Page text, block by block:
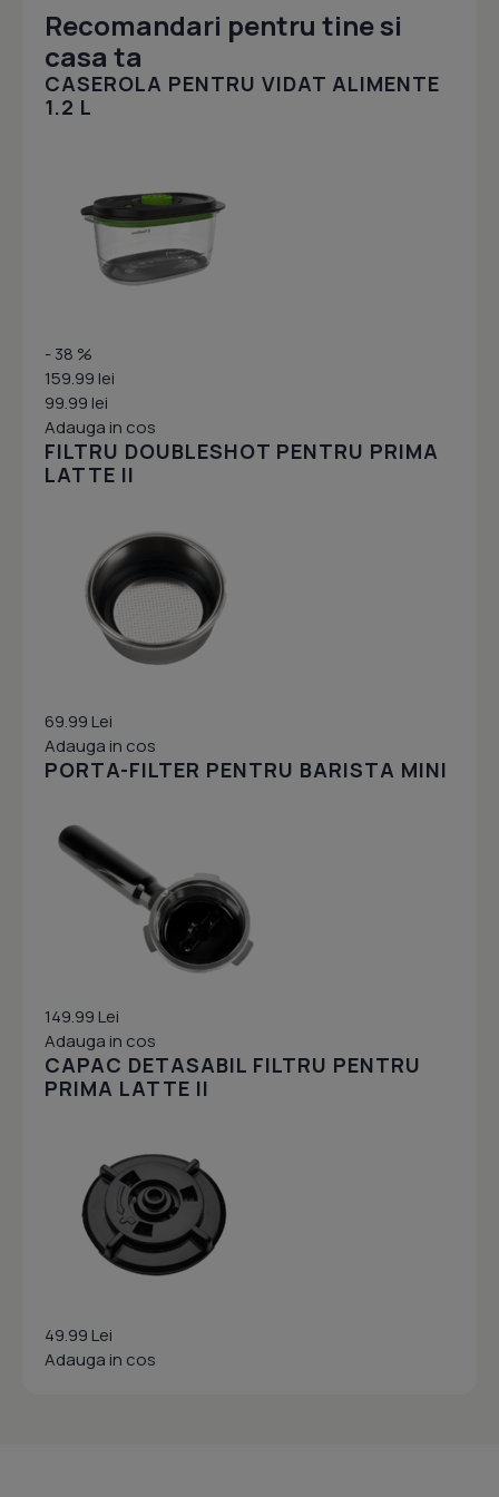
Recomandari pentru tine si
casa ta
CASEROLA PENTRU VIDAT ALIMENTE
1.2 L
- 38 %
159.99 lei
99.99 lei
Adauga in cos
FILTRU DOUBLESHOT PENTRU PRIMA
LATTE II
69.99 Lei
Adauga in cos
PORTA-FILTER PENTRU BARISTA MINI
149.99 Lei
Adauga in cos
CAPAC DETASABIL FILTRU PENTRU
PRIMA LATTE II
49.99 Lei
Adauga in cos